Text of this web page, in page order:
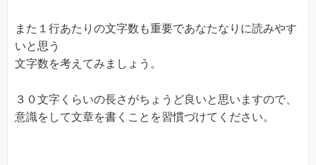
また１行あたりの文字数も重要であなたなりに読みやす
いと思う
文字数を考えてみましょう。
３０文字くらいの長さがちょうど良いと思いますので、
意識をして文章を書くことを習慣づけてください。